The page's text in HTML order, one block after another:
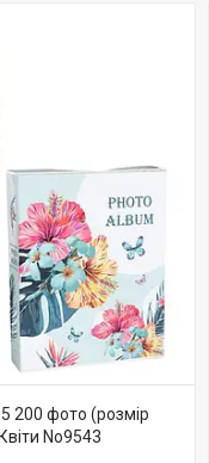
200 фото (розмір
No9543